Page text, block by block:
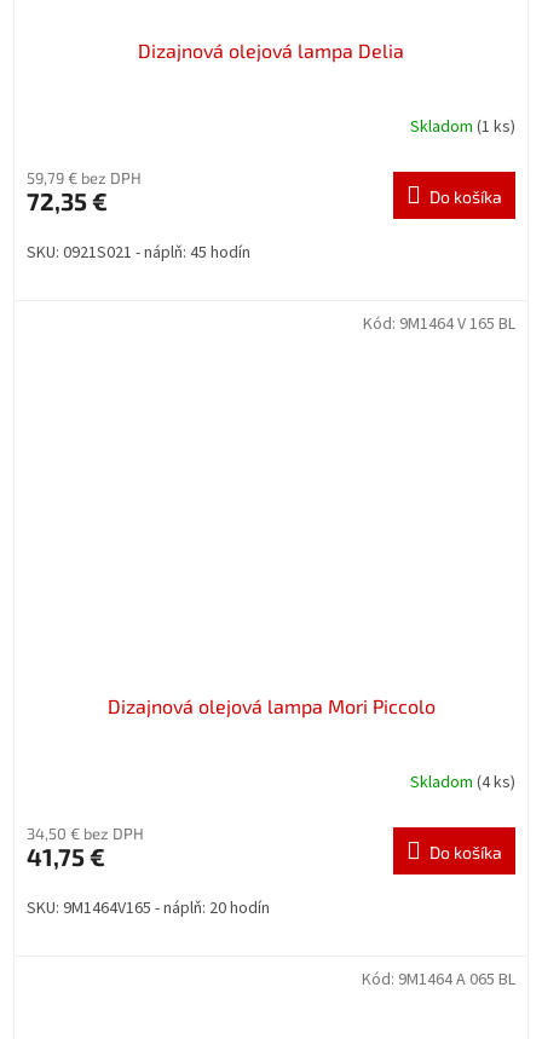
Dizajnová olejová lampa Delia
Skladom (1 ks)
59,79 € bez DPH
72,35 € Do košíka
SKU: 0921S021 - náplň: 45 hodín
Dizajnová olejová lampa Mori Piccolo
Skladom (4 ks)
34,50 € bez DPH
41,75 € Do košíka
SKU: 9M1464V165 - náplň: 20 hodín
Kód: 9M1464 V 165 BL
Kód: 9M1464 A 065 BL